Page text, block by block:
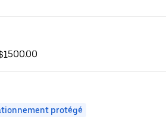
protégé